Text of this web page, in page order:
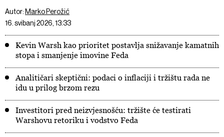
Autor: Marko Perožić
16. svibanj 2026, 13:33
Kevin Warsh kao prioritet postavlja snižavanje kamatnih
stopa i smanjenje imovine Feda
Analitičari skeptični: podaci o inflaciji i tržištu rada ne
idu u prilog brzom rezu
Investitori pred neizvjesnošću: tržište će testirati
Warshovu retoriku i vodstvo Feda